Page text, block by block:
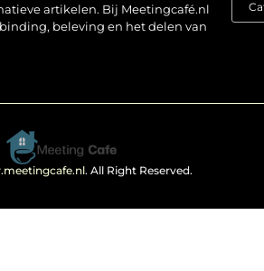
artikelen. Bij Meetingcafé.nl
beleving en het delen van
. All Right Reserved.